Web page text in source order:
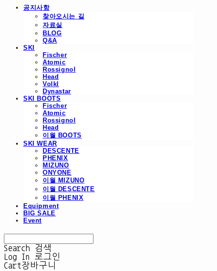
공지사항
찾아오시는 길
자료실
BLOG
Q&A
SKI
Fischer
Atomic
Rossignol
Head
Volkl
Dynastar
SKI BOOTS
Fischer
Atomic
Rossignol
Head
이월 BOOTS
SKI WEAR
DESCENTE
PHENIX
MIZUNO
ONYONE
이월 MIZUNO
이월 DESCENTE
이월 PHENIX
Equipment
BIG SALE
Event
Search
검색
Log In
로그인
Cart장바구니